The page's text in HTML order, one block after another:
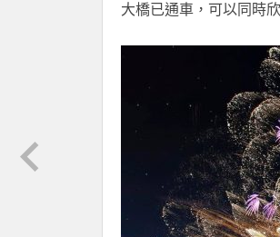
大橋已通車，可以同時